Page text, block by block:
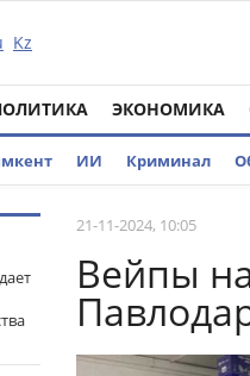
Kz
ЭКОНОМИКА
ИИ Криминал
21-11-2024, 10:05
Вейпы